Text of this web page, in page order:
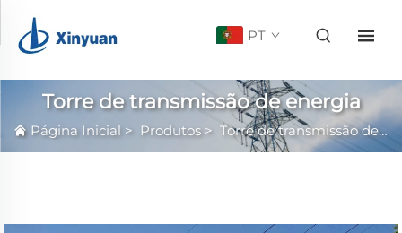
PT
Torre de transmissão de energia
Página Inicial > Produtos> Torre de transmissão de energia